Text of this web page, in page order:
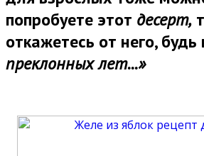
попробуете этот десерт,
откажетесь от него,
преклонных лет...»